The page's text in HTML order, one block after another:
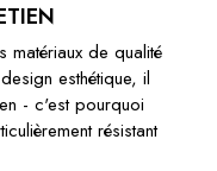
de qualité
esthétique, il
- c'est pourquoi
résistant